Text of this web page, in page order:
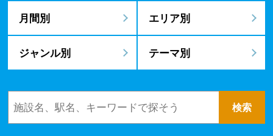
月間別 エリア別
ジャンル別 テーマ別